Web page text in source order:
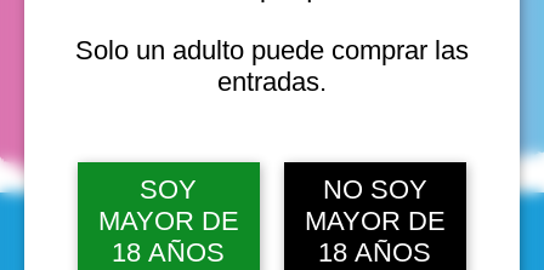
Solo un adulto puede comprar las
entradas.
SOY
MAYOR DE
18 AÑOS
NO SOY
MAYOR DE
18 AÑOS
fechas
© 2025 by Scantastic.